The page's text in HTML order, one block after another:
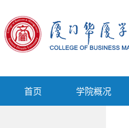
首页 学院概况